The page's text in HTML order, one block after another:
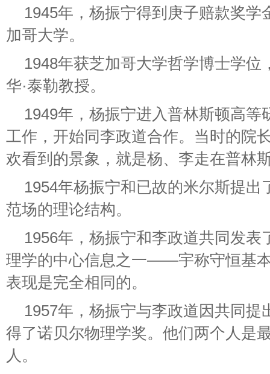
1945年，杨振宁得到庚子赔款奖学
加哥大学。
1948年获芝加哥大学哲学博士学位
华·泰勒教授。
1949年，杨振宁进入普林斯顿高等
工作，开始同李政道合作。当时的院
欢看到的景象，就是杨、李走在普林
1954年杨振宁和已故的米尔斯提出
范场的理论结构。
1956年，杨振宁和李政道共同发表
理学的中心信息之一——宇称守恒基
表现是完全相同的。
1957年，杨振宁与李政道因共同提
得了诺贝尔物理学奖。他们两个人是
人。